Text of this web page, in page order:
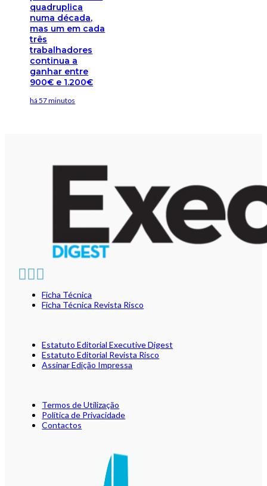
quadruplica
numa década,
mas um em cada
três
trabalhadores
continua a
ganhar entre
900€ e 1.200€
há 57 minutos
Ficha Técnica
Ficha Técnica Revista Risco
Estatuto Editorial Executive Digest
Estatuto Editorial Revista Risco
Assinar Edição Impressa
Termos de Utilização
Política de Privacidade
Contactos